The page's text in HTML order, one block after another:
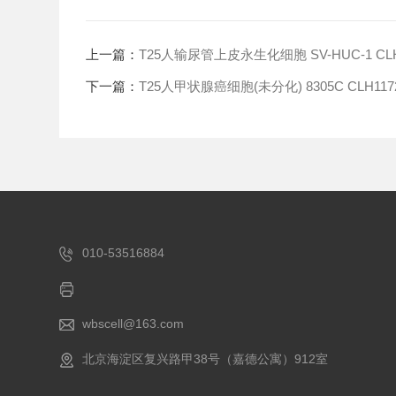
上一篇：T25人输尿管上皮永生化细胞 SV-HUC-1
下一篇：T25人甲状腺癌细胞(未分化) 8305C
010-53516884
wbscell@163.com
北京海淀区复兴路甲38号（嘉德公寓）912室